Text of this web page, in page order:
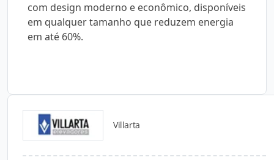
com design moderno e econômico, disponíveis
em qualquer tamanho que reduzem energia
em até 60%.
Villarta
Catálogos para Download